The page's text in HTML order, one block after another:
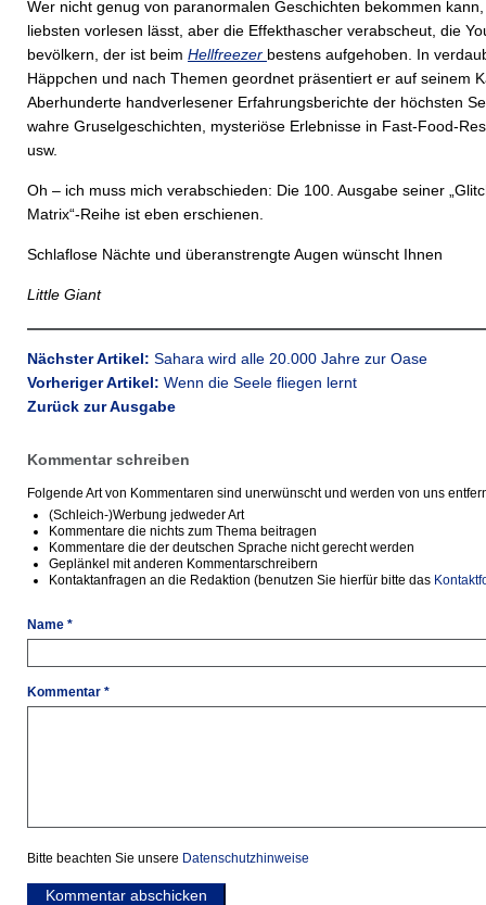
Wer nicht genug von paranormalen Geschichten bekommen
liebsten vorlesen lässt, aber die Effekthascher verabscheut, die
bevölkern, der ist beim Hellfreezer bestens aufgehoben. In
Häppchen und nach Themen geordnet präsentiert er auf seinem
Aberhunderte handverlesener Erfahrungsberichte der höchsten
wahre Gruselgeschichten, mysteriöse Erlebnisse in Fast-Food-
usw.
Oh – ich muss mich verabschieden: Die 100. Ausgabe seiner
Matrix“-Reihe ist eben erschienen.
Schlaflose Nächte und überanstrengte Augen wünscht Ihnen
Little Giant
Nächster Artikel: Sahara wird alle 20.000 Jahre zur Oase
Vorheriger Artikel: Wenn die Seele fliegen lernt
Zurück zur Ausgabe
Kommentar schreiben
Folgende Art von Kommentaren sind unerwünscht und werden von uns
(Schleich-)Werbung jedweder Art
Kommentare die nichts zum Thema beitragen
Kommentare die der deutschen Sprache nicht gerecht werden
Geplänkel mit anderen Kommentarschreibern
Kontaktanfragen an die Redaktion (benutzen Sie hierfür bitte das
Name *
Kommentar *
Bitte beachten Sie unsere Datenschutzhinweise
Kommentar abschicken